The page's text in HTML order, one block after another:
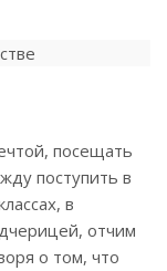
посещать
поступить в
в
отчим
о том, что